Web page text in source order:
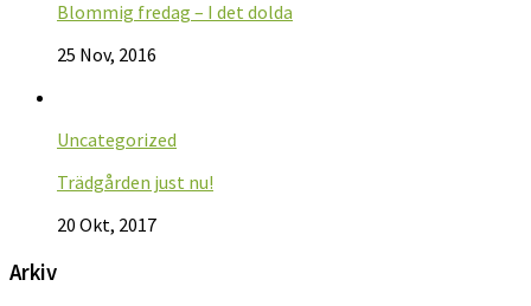
Blommig fredag – I det dolda
25 Nov, 2016
Uncategorized
Trädgården just nu!
20 Okt, 2017
Arkiv